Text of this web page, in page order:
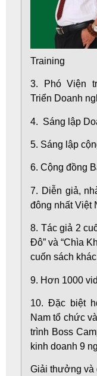
Training
3. Phó Viện
Triển Doanh
4. Sáng lập
5. Sáng lập
6. Cộng đồng
7. Diễn giả,
đông nhất Việt
8. Tác giả 2
Đô” và “Chìa
cuốn sách
9. Hơn 1000
10. Đặc biệt
Nam tổ chức
trình Boss
kinh doanh 9
Giải thưởng và